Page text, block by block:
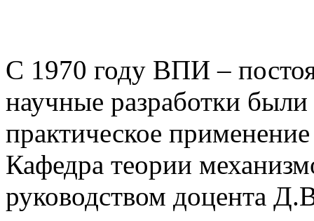
С 1970 году ВПИ –
научные разработки
практическое
Кафедра теории
руководством доцента